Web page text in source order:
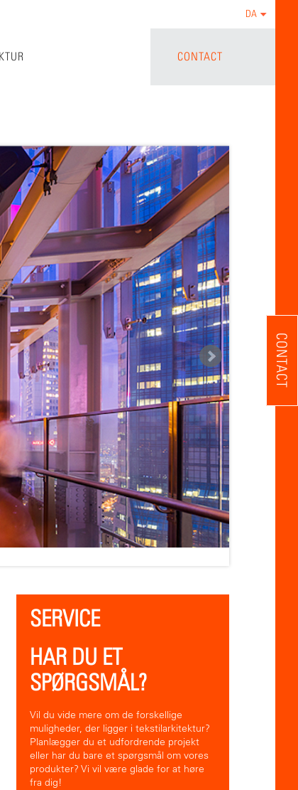
DA
CONTACT
SERVICE
HAR DU ET
SPØRGSMÅL?
Vil du vide mere om de forskellige
muligheder, der ligger i tekstilarkitektur?
Planlægger du et udfordrende projekt
eller har du bare et spørgsmål om vores
produkter? Vi vil være glade for at høre
fra dig!
CONTACT